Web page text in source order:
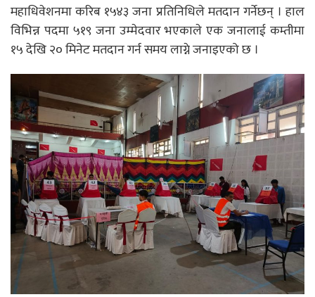
महाधिवेशनमा करिब १५४३ जना प्रतिनिधिले मतदान गर्नेछन् । हाल
विभिन्न पदमा ५१९ जना उम्मेदवार भएकाले एक जनालाई कम्तीमा
१५ देखि २० मिनेट मतदान गर्न समय लाग्ने जनाइएको छ ।